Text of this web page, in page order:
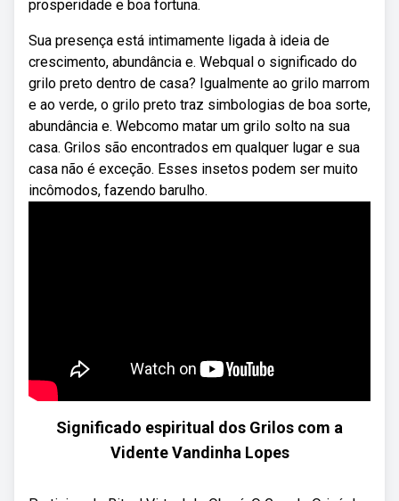
prosperidade e boa fortuna.
Sua presença está ‌intimamente ligada à ideia⁢ de⁣
crescimento, abundância e. Webqual o significado do
grilo preto dentro de casa? Igualmente ao grilo marrom
e ao verde, o grilo preto traz simbologias de boa sorte,
abundância e. Webcomo matar um grilo solto na sua
casa. Grilos são encontrados em qualquer lugar e sua
casa não é exceção. Esses insetos podem ser muito
incômodos, fazendo barulho.
Significado espiritual dos Grilos com a
Vidente Vandinha Lopes